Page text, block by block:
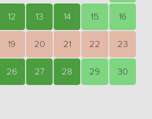
12 13 14 15 16
19 20 21 22 23
26 27 28 29 30